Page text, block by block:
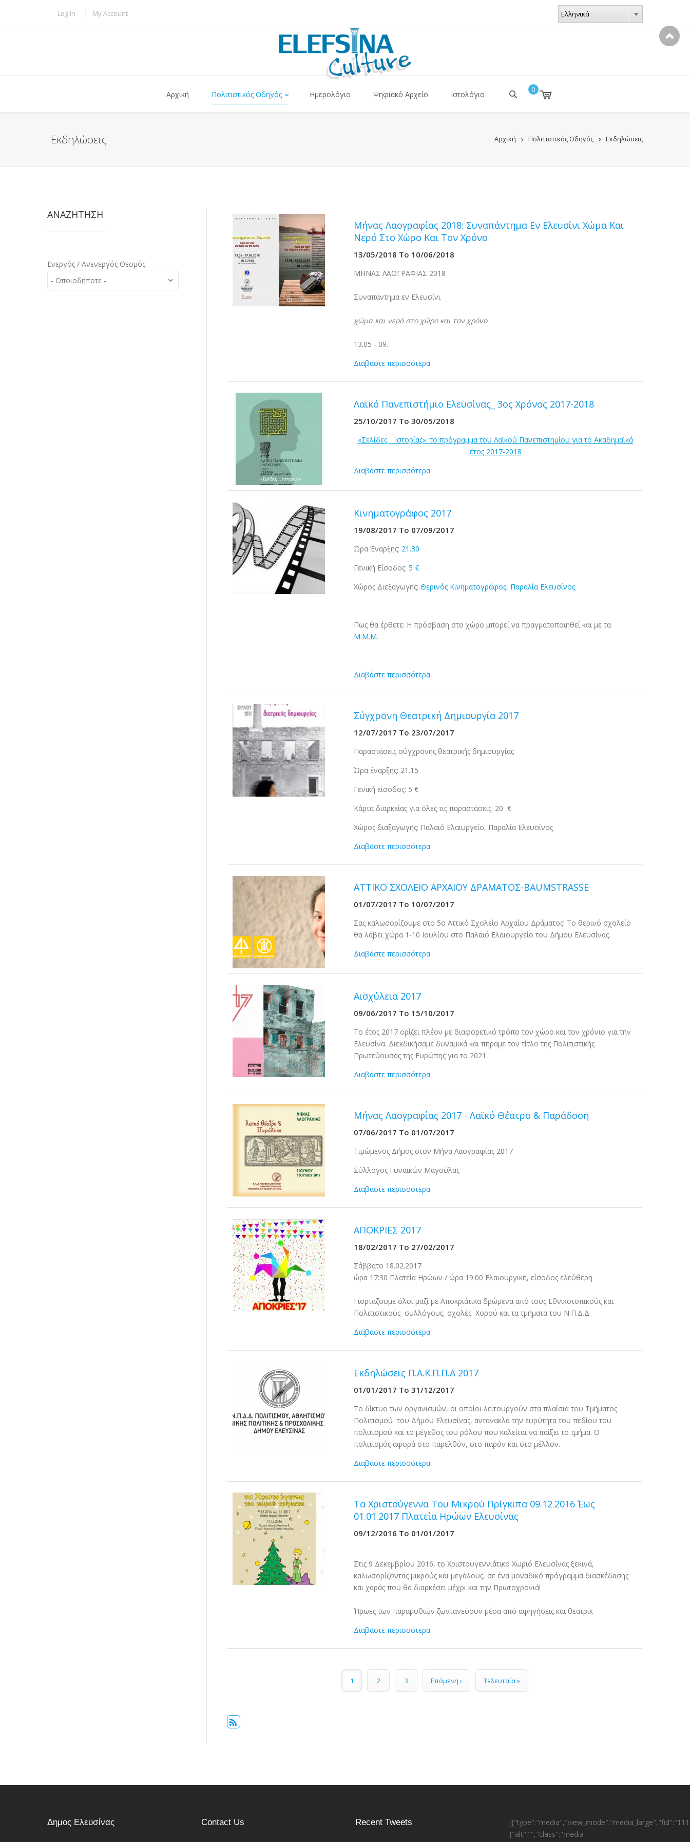
TOPBAR MENU
Log In My Account ΓΛΏΣΣΕΣ
Ελληνικά
Ελληνικά
Αρχική Πολιτιστικός Οδηγός Ημερολόγιο Ψηφιακό Αρχείο Ιστολόγιο 0
Εκδηλώσεις Αρχική Πολιτιστικός Οδηγός Εκδηλώσεις
Μήνας Λαογραφίας 2018: Συναπάντημα Εν Ελευσίνι Χώμα Και
Νερό Στο Χώρο Και Τον Χρόνο
13/05/2018 To 10/06/2018
ΜΗΝΑΣ ΛΑΟΓΡΑΦΙΑΣ 2018
Συναπάντημα εν Ελευσίνι
χώμα και νερό στο χώρο και τον χρόνο
13.05 - 09.
Διαβάστε περισσότερα
Λαϊκό Πανεπιστήμιο Ελευσίνας_ 3ος Χρόνος 2017-2018
25/10/2017 To30/05/2018
«Σελίδες… Ιστορίας»: το πρόγραμμα του Λαϊκού Πανεπιστημίου για το Ακαδημαϊκό
έτος 2017-2018
Διαβάστε περισσότερα
Κινηματογράφος 2017
19/08/2017 To 07/09/2017
Ώρα Έναρξης: 21.30
Γενική Είσοδος:5 €
Χώρος Διεξαγωγής:Θερινός Κινηματογράφος, Παραλία Ελευσίνος
Πως θα έρθετε: Η πρόσβαση στο χώρο μπορεί να πραγματοποιηθεί και με τα
Μ.Μ.Μ.
Διαβάστε περισσότερα
Σύγχρονη Θεατρική Δημιουργία 2017
12/07/2017 To 23/07/2017
Παραστάσεις σύγχρονης θεατρικής δημιουργίας
Ώρα έναρξης: 21.15
Γενική είσοδος: 5 €
Κάρτα διαρκείας για όλες τις παραστάσεις: 20 €
Χώρος διαξαγωγής: Παλαιό Ελαιυργείο, Παραλία Ελευσίνος
Διαβάστε περισσότερα
ΑΤΤΙΚΟ ΣΧΟΛΕΙΟ ΑΡΧΑΙΟΥ ΔΡΑΜΑΤΟΣ-BAUMSTRASSE
01/07/2017 To 10/07/2017
Σας καλωσορίζουμε στο 5ο Αττικό Σχολείο Αρχαίου Δράματος! Το θερινό σχολείο
θα λάβει χώρα 1-10 Ιουλίου στο Παλαιό Ελαιουργείο του Δήμου Ελευσίνας.
Διαβάστε περισσότερα
Αισχύλεια 2017
09/06/2017 To 15/10/2017
To έτος 2017 ορίζει πλέον με διαφορετικό τρόπο τον χώρο και τον χρόνιο για την
Ελευσίνα. Διεκδικήσαμε δυναμικά και πήραμε τον τίτλο της Πολιτιστικής
Πρωτεύουσας της Ευρώπης για το 2021.
Διαβάστε περισσότερα
Μήνας Λαογραφίας 2017 - Λαϊκό Θέατρο & Παράδοση
07/06/2017 To 01/07/2017
Τιμώμενος Δήμος στον Μήνα Λαογραφίας 2017
Σύλλογος Γυναικών Μαγούλας
Διαβάστε περισσότερα
ΑΠΟΚΡΙΕΣ 2017
18/02/2017 To 27/02/2017
Σάββατο 18.02.2017
ώρα 17:30 Πλατεία Ηρώων / ώρα 19:00 Ελαιουργική, είσοδος ελεύθερη
Γιορτάζουμε όλοι μαζί με Αποκριάτικα δρώμενα από τους Εθνικοτοπικούς και
Πολιτιστικούς συλλόγους, σχολές Χορού και τα τμήματα του Ν.Π.Δ.Δ.
Διαβάστε περισσότερα
Εκδηλώσεις Π.Α.Κ.Π.Π.Α 2017
01/01/2017 To31/12/2017
Το δίκτυο των οργανισμών, οι οποίοι λειτουργούν στα πλαίσια του Τμήματος
Πολιτισμού του Δήμου Ελευσίνας, αντανακλά την ευρύτητα του πεδίου του
πολιτισμού και το μέγεθος του ρόλου που καλείται να παίξει το τμήμα. Ο
πολιτισμός αφορά στο παρελθόν, στο παρόν και στο μέλλον.
Διαβάστε περισσότερα
Τα Χριστούγεννα Του Μικρού Πρίγκιπα 09.12.2016 Έως
01.01.2017 Πλατεία Ηρώων Ελευσίνας
09/12/2016 To 01/01/2017
Στις 9 Δεκεμβρίου 2016, το Χριστουγεννιάτικο Χωριό Ελευσίνας ξεκινά,
καλωσορίζοντας μικρούς και μεγάλους, σε ένα μοναδικό πρόγραμμα διασκέδασης
και χαράς που θα διαρκέσει μέχρι και την Πρωτοχρονιά!
Ήρωες των παραμυθιών ζωντανεύουν μέσα από αφηγήσεις και θεατρικ
Διαβάστε περισσότερα
1 2 3 Επόμενη › Τελευταία »
ΑΝΑΖΉΤΗΣΗ
Ενεργός / Ανενεργός Θεσμός
- Οποιοδήποτε -
Δημος Ελευσίνας Contact Us Recent Tweets
{"alt":"","class":"media-